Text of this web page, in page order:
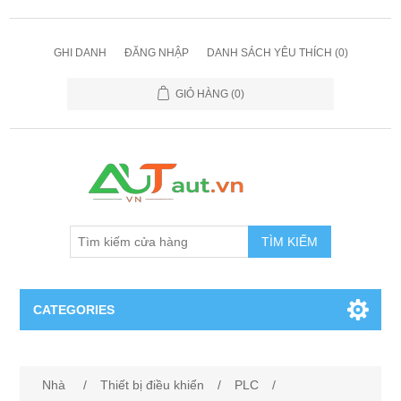
GHI DANH ĐĂNG NHẬP DANH SÁCH YÊU THÍCH (0)
GIỎ HÀNG (0)
TÌM KIẾM
CATEGORIES
Nhà / Thiết bị điều khiển / PLC
/